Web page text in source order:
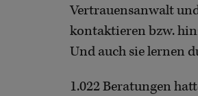
Vertrauensanwalt
kontaktieren bzw.
Und auch sie lernen
1.022 Beratungen